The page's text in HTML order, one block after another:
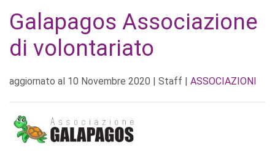
Galapagos Associazione
di volontariato
aggiornato al 10 Novembre 2020 | Staff | ASSOCIAZIONI